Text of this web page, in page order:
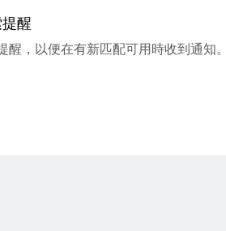
醒
醒，以便在有新匹配可用時收到通知